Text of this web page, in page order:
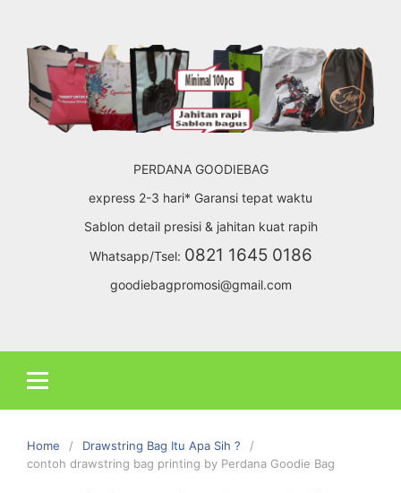
content
PERDANA GOODIEBAG
express 2-3 hari* Garansi tepat waktu
Sablon detail presisi & jahitan kuat rapih
Whatsapp/Tsel: 0821 1645 0186
goodiebagpromosi@gmail.com
Home
Drawstring Bag Itu Apa Sih ?
contoh drawstring bag printing by Perdana Goodie Bag